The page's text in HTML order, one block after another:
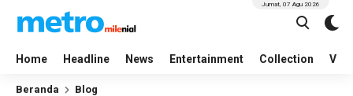
Home Headline News Entertainment Collection
Jumat, 07 Agu 2026
Beranda Blog